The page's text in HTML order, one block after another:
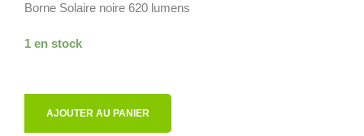
Borne Solaire noire 620 lumens
1 en stock
AJOUTER AU PANIER